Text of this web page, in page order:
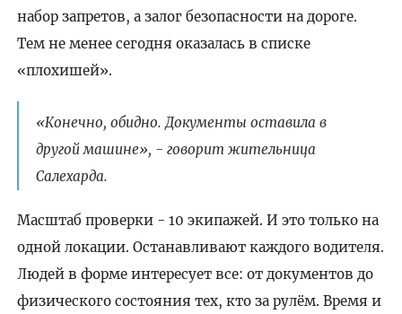
набор запретов, а залог безопасности на дороге.
Тем не менее сегодня оказалась в списке
«плохишей».
«Конечно, обидно. Документы оставила в
другой машине», - говорит жительница
Салехарда.
Масштаб проверки - 10 экипажей. И это только на
одной локации. Останавливают каждого водителя.
Людей в форме интересует все: от документов до
физического состояния тех, кто за рулём. Время и